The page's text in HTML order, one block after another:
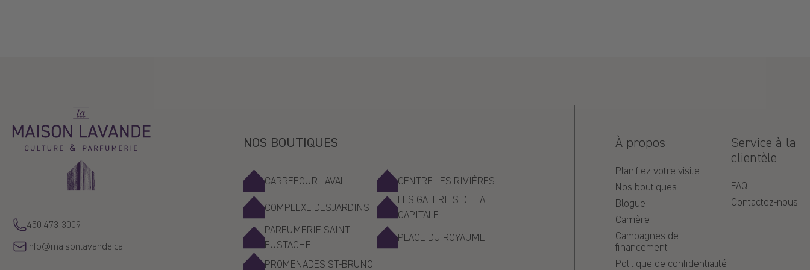
>>La Maison Lavande
Laver les draps avec ce savon, ça sent le ciel
Lavande
450 473-3009
info@maisonlavande.ca
NOS BOUTIQUES
CARREFOUR LAVAL CENTRE LES RIVIÈRES
COMPLEXE DESJARDINS
LES GALERIES DE LA
CAPITALE
PARFUMERIE SAINT-
EUSTACHE
PLACE DU ROYAUME
PROMENADES ST-BRUNO
À propos
Planifiez votre visite
Nos boutiques
Blogue
Carrière
Campagnes de
financement
Politique de confidentialité
Service à la
clientèle
FAQ
Contactez-nous